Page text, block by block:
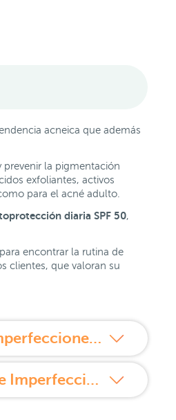
acneica que además
la pigmentación
exfoliantes, activos
para el acné adulto.
diaria SPF 50,
encontrar la rutina de
clientes, que valoran su
¿Cómo usar Arturo Alba Fórmula Renovadora Envejecimiento e Imperfecciones?
Propiedades de Arturo Alba Fórmula Renovadora Envejecimiento e Imperfecciones